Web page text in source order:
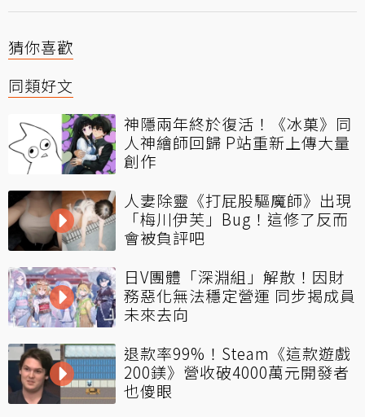
猜你喜歡
同類好文
神隱兩年終於復活！《冰菓》同
人神繪師回歸 P站重新上傳大量
創作
人妻除靈《打屁股驅魔師》出現
「梅川伊芙」Bug！這修了反而
會被負評吧
日V團體「深淵組」解散！因財
務惡化無法穩定營運 同步揭成員
未來去向
退款率99%！Steam《這款遊戲
200鎂》營收破4000萬元開發者
也傻眼